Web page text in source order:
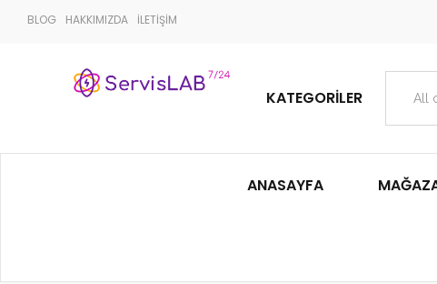
BLOG HAKKIMIZDA İLETİŞİM
KATEGORILER All
ANASAYFA